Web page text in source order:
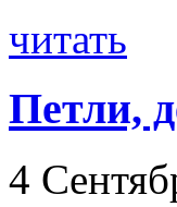
читать
Петли,
4